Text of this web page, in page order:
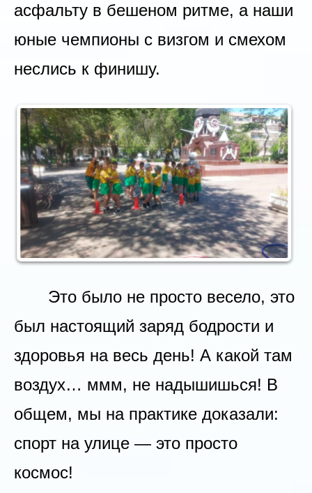
асфальту в бешеном ритме, а наши
юные чемпионы с визгом и смехом
неслись к финишу.
Это было не просто весело, это
был настоящий заряд бодрости и
здоровья на весь день! А какой там
воздух… ммм, не надышишься! В
общем, мы на практике доказали:
спорт на улице — это просто
космос!